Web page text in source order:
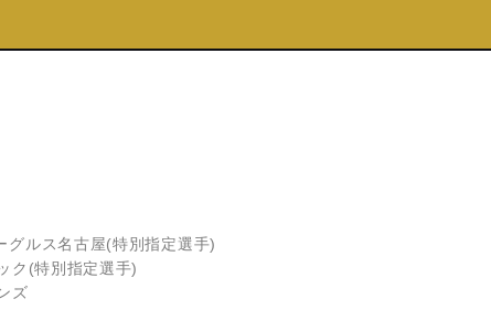
名古屋(特別指定選手)
特別指定選手)
ズ